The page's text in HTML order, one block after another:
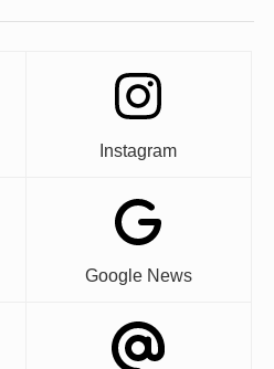
Instagram
Google News